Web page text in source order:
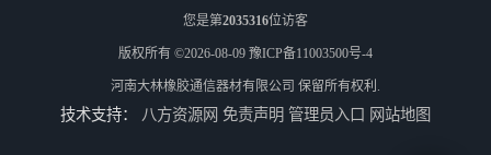
您是第2035316位访客
版权所有 ©2026-08-09 豫ICP备11003500号-4
河南大林橡胶通信器材有限公司 保留所有权利.
技术支持： 八方资源网 免责声明 管理员入口 网站地图